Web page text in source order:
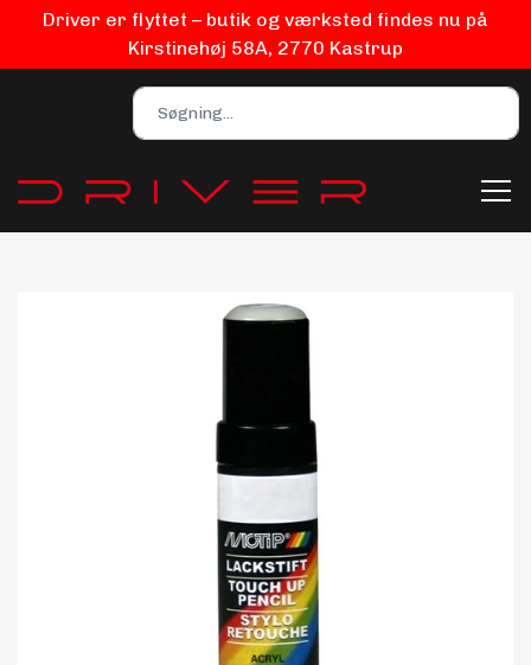
Driver er flyttet – butik og værksted findes nu på
Kirstinehøj 58A, 2770 Kastrup
Bilpleje
Biludstyr
EV Udstyr
Maling
Bilstereo